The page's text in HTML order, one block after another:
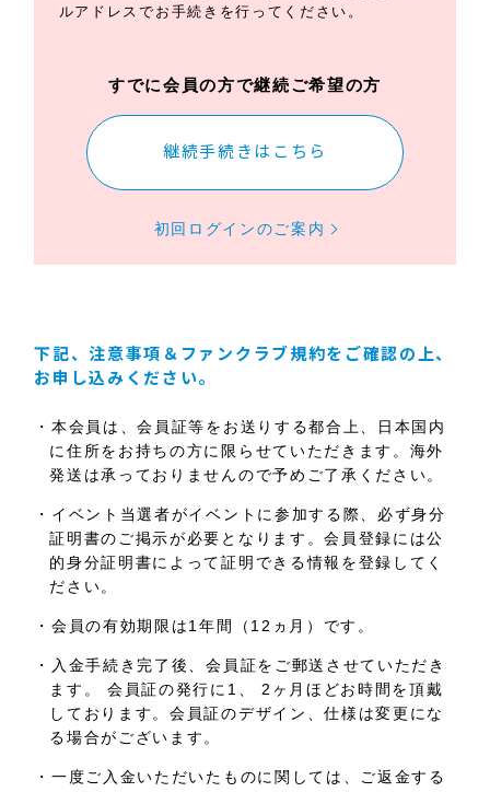
ルアドレスでお手続きを行ってください。
すでに会員の方で継続ご希望の方
継続手続きはこちら
初回ログインのご案内
下記、注意事項＆ファンクラブ規約をご確認の上、
お申し込みください。
・本会員は、会員証等をお送りする都合上、日本国内
に住所をお持ちの方に限らせていただきます。海外
発送は承っておりませんので予めご了承ください。
・イベント当選者がイベントに参加する際、必ず身分
証明書のご掲示が必要となります。会員登録には公
的身分証明書によって証明できる情報を登録してく
ださい。
・会員の有効期限は1年間（12ヵ月）です。
・入金手続き完了後、会員証をご郵送させていただき
ます。 会員証の発行に1、 2ヶ月ほどお時間を頂戴
しております。会員証のデザイン、仕様は変更にな
る場合がございます。
・一度ご入金いただいたものに関しては、ご返金する